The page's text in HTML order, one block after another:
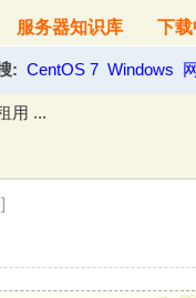
服务器知识库 下
: CentOS 7 Windows
用 ...